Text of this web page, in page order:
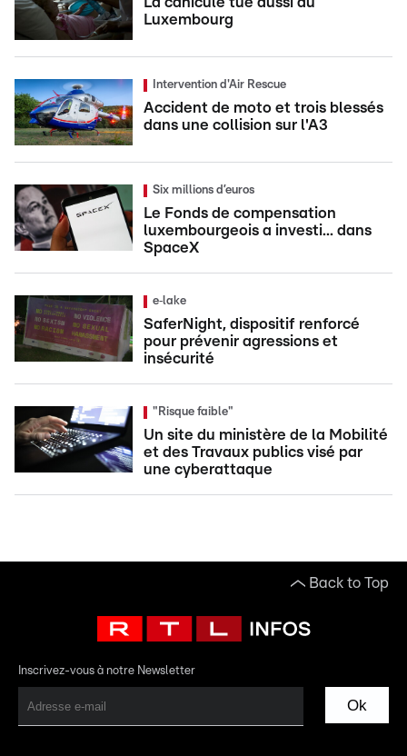
Luxembourg
Intervention d'Air Rescue
Accident de moto et trois blessés
dans une collision sur l'A3
Six millions d’euros
Le Fonds de compensation
luxembourgeois a investi... dans
SpaceX
e‑lake
SaferNight, dispositif renforcé
pour prévenir agressions et
insécurité
"Risque faible"
Un site du ministère de la Mobilité
et des Travaux publics visé par
une cyberattaque
Back to Top
Inscrivez-vous à notre Newsletter
Ok